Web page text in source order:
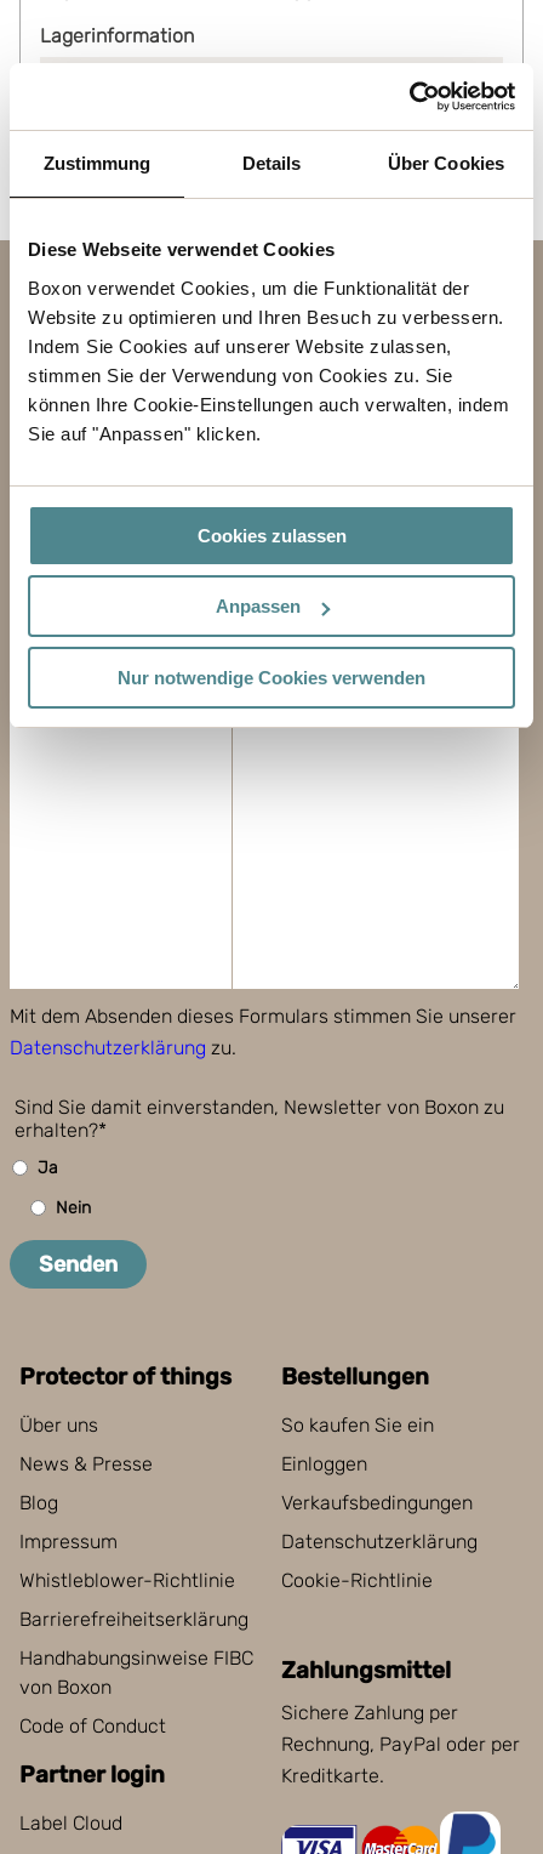
Zustimmung Details Über Cookies
Diese Webseite verwendet Cookies
Boxon verwendet Cookies, um die Funktionalität der
Website zu optimieren und Ihren Besuch zu verbessern.
Indem Sie Cookies auf unserer Website zulassen,
stimmen Sie der Verwendung von Cookies zu. Sie
können Ihre Cookie-Einstellungen auch verwalten, indem
Sie auf "Anpassen" klicken.
Cookies zulassen
Anpassen
Nur notwendige Cookies verwenden
Lagerinformation
Kontakt
BETREFF
VORNAME
TELEFON
NACHRICHT
Mit dem Absenden dieses Formulars stimmen Sie unserer
Datenschutzerklärung zu.
Sind Sie damit einverstanden, Newsletter von Boxon zu
erhalten?*
Ja
Nein
Senden
Protector of things
Über uns
News & Presse
Blog
Impressum
Whistleblower-Richtlinie
Barrierefreiheitserklärung
Handhabungsinweise FIBC
von Boxon
Code of Conduct
Partner login
Label Cloud
Bestellungen
So kaufen Sie ein
Einloggen
Verkaufsbedingungen
Datenschutzerklärung
Cookie-Richtlinie
Zahlungsmittel
Sichere Zahlung per
Rechnung, PayPal oder per
Kreditkarte.